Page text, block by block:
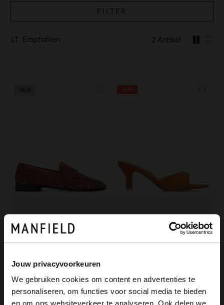
Jouw privacyvoorkeuren
We gebruiken cookies om content en advertenties te
personaliseren, om functies voor social media te bieden
FILTER
2 Artikel
Empfohlen
Manfield
Orangefarbene Veloursleder-Loafer mit Nieten Orangefarbene Veloursleder-Pumps